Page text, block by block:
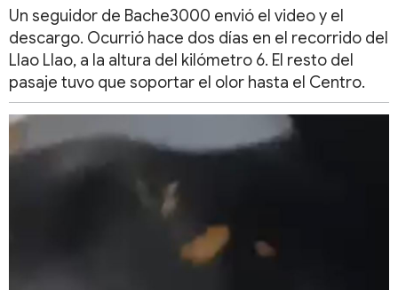
Un seguidor de Bache3000 envió el video y el
descargo. Ocurrió hace dos días en el recorrido del
Llao Llao, a la altura del kilómetro 6. El resto del
pasaje tuvo que soportar el olor hasta el Centro.